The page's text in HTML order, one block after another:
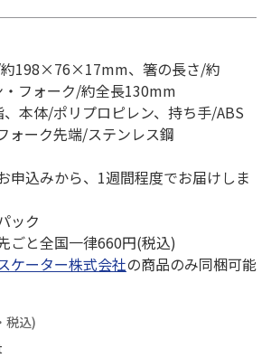
198×76×17mm、箸の長さ/約
フォーク/約全長130mm
本体/ポリプロピレン、持ち手/ABS
ォーク先端/ステンレス鋼
込みから、1週間程度でお届けしま
ック
ごと全国一律660円(税込)
ケーター株式会社の商品のみ同梱可能
税込)